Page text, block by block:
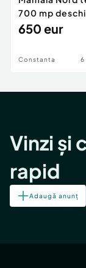
700 mp
D24 si D25
650 eur
Constanta 6
Vinzi și
rapid
Adaugă anunț